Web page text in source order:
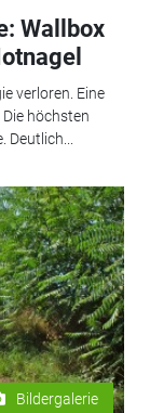
Wallbox
verloren. Eine
höchsten
Bildergalerie